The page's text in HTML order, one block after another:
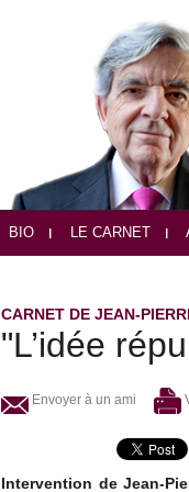
BIO LE CARNET
CARNET DE JEAN-
"L’idée
Envoyer à un ami
Intervention de Jean-